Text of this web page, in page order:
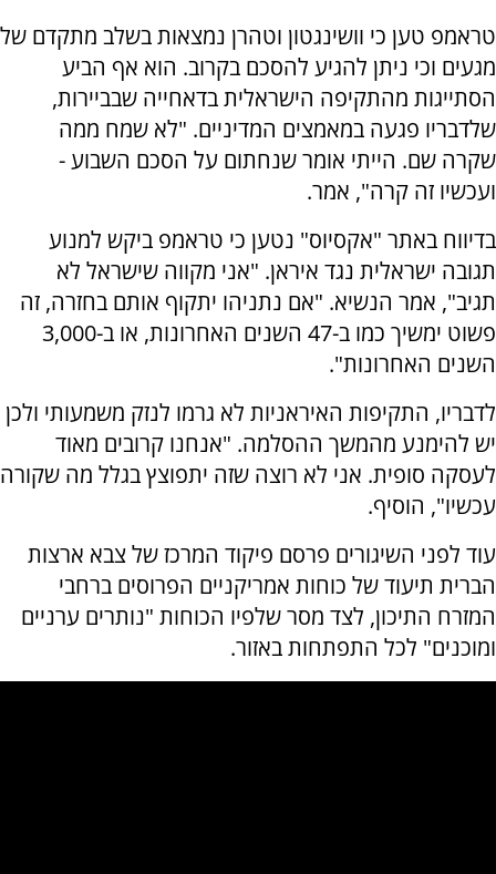
טראמפ טען כי וושינגטון וטהרן נמצאות בשלב מתקדם של
מגעים וכי ניתן להגיע להסכם בקרוב. הוא אף הביע
הסתייגות מהתקיפה הישראלית בדאחייה שבביירות,
שלדבריו פגעה במאמצים המדיניים. "לא שמח ממה
שקרה שם. הייתי אומר שנחתום על הסכם השבוע -
ועכשיו זה קרה", אמר.
בדיווח באתר "אקסיוס" נטען כי טראמפ ביקש למנוע
תגובה ישראלית נגד איראן. "אני מקווה שישראל לא
תגיב", אמר הנשיא. "אם נתניהו יתקוף אותם בחזרה, זה
פשוט ימשיך כמו ב-47 השנים האחרונות, או ב-3,000
השנים האחרונות".
לדבריו, התקיפות האיראניות לא גרמו לנזק משמעותי ולכן
יש להימנע מהמשך ההסלמה. "אנחנו קרובים מאוד
לעסקה סופית. אני לא רוצה שזה יתפוצץ בגלל מה שקורה
עכשיו", הוסיף.
עוד לפני השיגורים פרסם פיקוד המרכז של צבא ארצות
הברית תיעוד של כוחות אמריקניים הפרוסים ברחבי
המזרח התיכון, לצד מסר שלפיו הכוחות "נותרים ערניים
ומוכנים" לכל התפתחות באזור.